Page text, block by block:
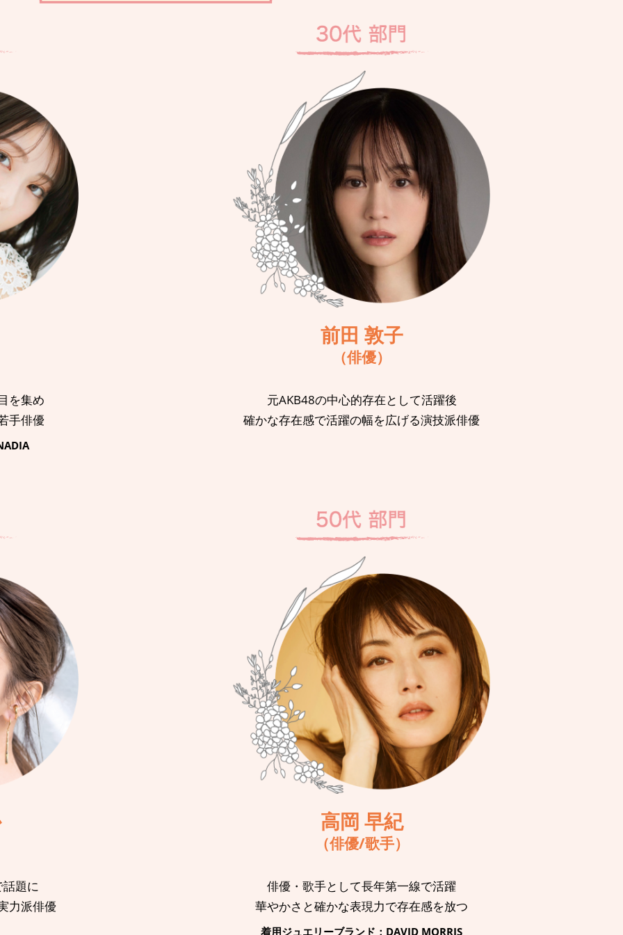
を集め
手俳優
前田 敦子
（俳優）
元AKB48の中心的存在として活躍後
確かな存在感で活躍の幅を広げる演技派俳優
題に
力派俳優
高岡 早紀
（俳優/歌手）
俳優・歌手として長年第一線で活躍
華やかさと確かな表現力で存在感を放つ
着用ジュエリーブランド：DAVID MORRIS